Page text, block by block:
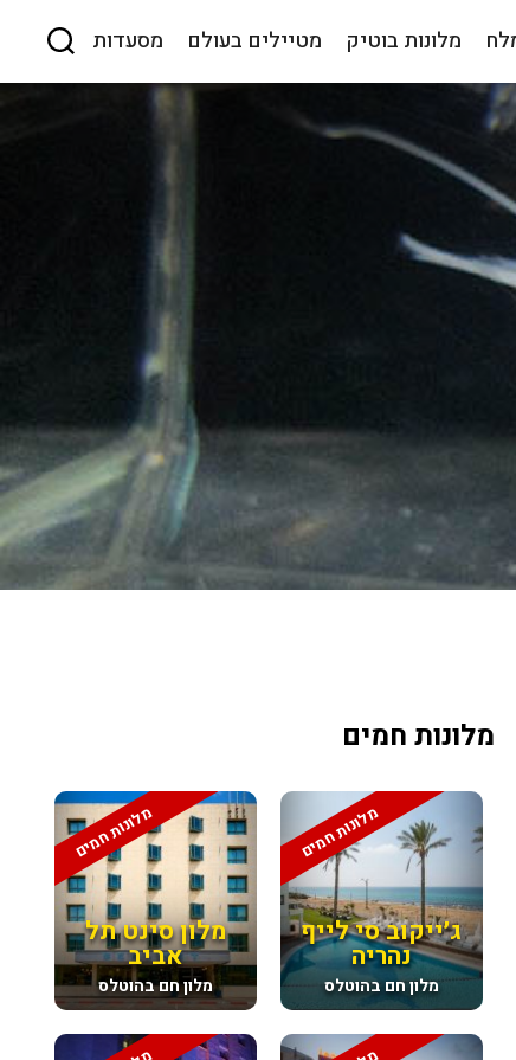
מלונות בוטיק מטיילים בעולם מסעדות
מלונות חמים
מלונות חמים
מלון סינט תל
אביב
מלון חם בהוטלס
מלונות חמים
ג׳ייקוב סי לייף
נהריה
מלון חם בהוטלס